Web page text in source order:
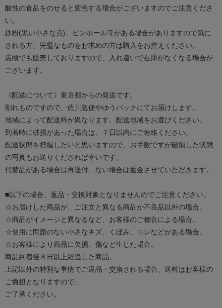
酸性の食品をのせると変色する場合がございますのでご注意くださ
い。
鉄粉(黒い小さな点)、ピンホール等がある場合がありますので気に
される方、完璧なものをお求めの方は購入をお控えください。
店頭でも販売しておりますので、入れ違いで在庫がなくなる場合が
ございます。
《配送について》東京都からの発送です。
割れものですので、佐川急便やゆうパックにてお届けします。
地域によって配送料が異なります。配送地域をお選びください。
到着時に破損があった場合は、７日以内にご連絡ください。
配送状態を把握したいと思いますので、お手数ですが破損した状態
の写真もお送りくだされば幸いです。
代替品がある場合は再送付、ない場合は返金させていただきます。
■以下の場合、返品・交換対象となりませんのでご注意ください。
☆お届けした商品が、ご注文と異なる商品か不良品以外の場合。
☆商品がイメージと異なるなど、お客様のご都合による場合。
☆使用に問題のない小さなキズ、くぼみ、ヨレなどがある場合。
☆お客様により商品に欠損、傷など生じた場合。
商品到着後８日以上経過した商品。
上記以外の特別な事情でご返品・交換される場合、送料はお客様の
ご負担となりますので、
ご了承ください。